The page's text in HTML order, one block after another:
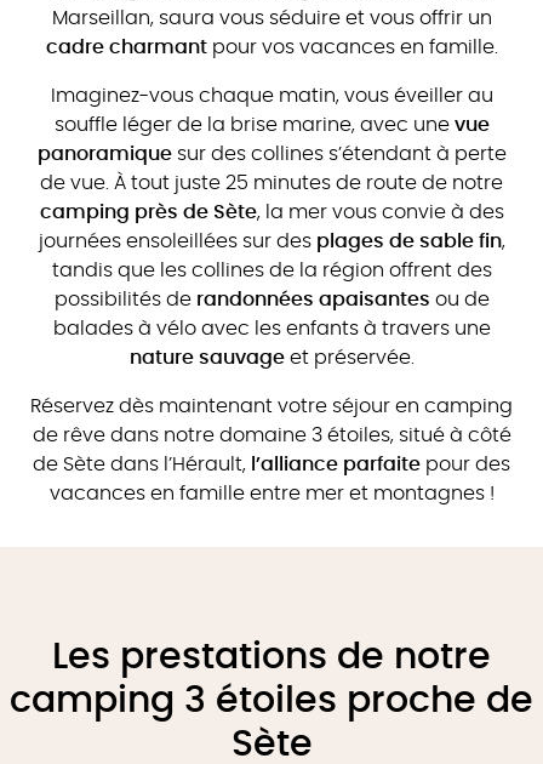
Marseillan, saura vous séduire et vous offrir un
cadre charmantpour vos vacances en famille.
Imaginez-vous chaque matin, vous éveiller au
souffle léger de la brise marine, avec unevue
panoramiquesur des collines s’étendant à perte
de vue. À tout juste 25 minutes de route de notre
camping près de Sète, la mer vous convie à des
journées ensoleillées sur desplages de sable fin,
tandis que les collines de la région offrent des
possibilités derandonnées apaisantes ou de
balades à vélo avec les enfants à travers une
nature sauvage et préservée.
Réservez dès maintenant votre séjour en camping
de rêve dans notre domaine 3 étoiles, situé à côté
de Sète dans l’Hérault, l’alliance parfaite pour des
vacances en famille entre mer et montagnes !
Les prestations de notre
camping 3 étoiles proche de
Sète